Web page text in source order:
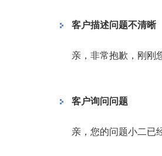
客户描述问题不清晰
亲，非常抱歉，刚刚
客户询问问题
亲，您的问题小二已